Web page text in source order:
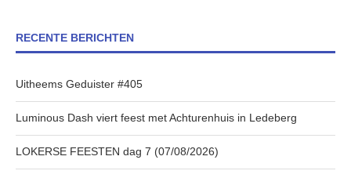
RECENTE BERICHTEN
Uitheems Geduister #405
Luminous Dash viert feest met Achturenhuis in Ledeberg
LOKERSE FEESTEN dag 7 (07/08/2026)